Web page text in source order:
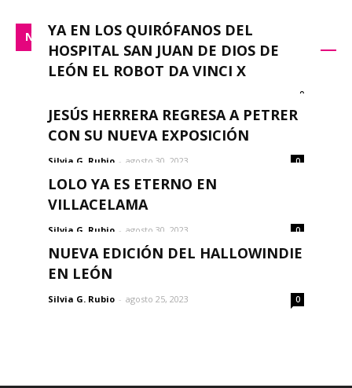
NACIONAL
YA EN LOS QUIRÓFANOS DEL
HOSPITAL SAN JUAN DE DIOS DE
LEÓN EL ROBOT DA VINCI X
0
JESÚS HERRERA REGRESA A PETRER
CON SU NUEVA EXPOSICIÓN
Silvia G. Rubio - agosto 30, 2023 0
LOLO YA ES ETERNO EN
VILLACELAMA
Silvia G. Rubio - agosto 30, 2023 0
NUEVA EDICIÓN DEL HALLOWINDIE
EN LEÓN
Silvia G. Rubio - agosto 25, 2023 0